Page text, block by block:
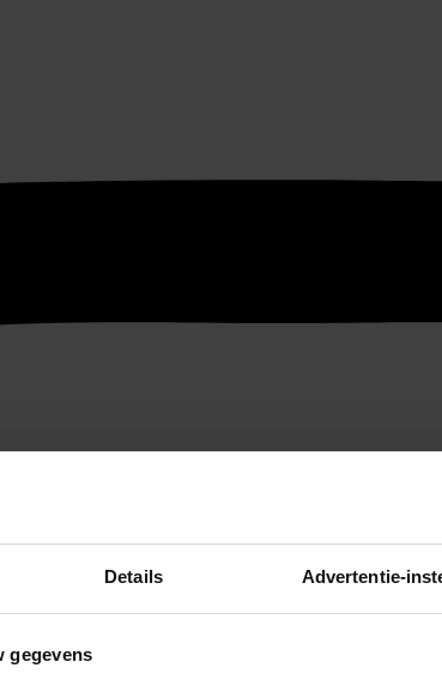
Details Advertentie-
gegevens